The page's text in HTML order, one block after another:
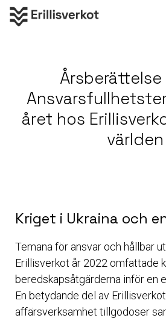
året hos
världen
Kriget i Ukraina och
Temana för ansvar och hållbar
Erillisverkot år 2022 omfattade
beredskapsåtgärderna inför en
En betydande del av
affärsverksamhet tillgodoser